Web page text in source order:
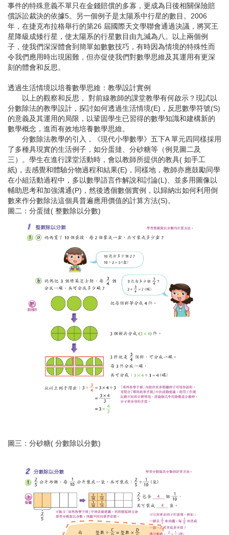
事件的特殊意義不單只在金錢賠償的多寡，更成為日後相關保險賠
償訴訟裁決的依據5。另一個例子是太陽系中行星的數目。2006
年，在捷克布拉格舉行的第26 屆國際天文學聯會通過決議，將冥王
星降級成矮行星，使太陽系的行星數目由九減為八。以上兩個例
子，使我們深深體會到簡單如數數技巧，有時因為情境的特殊性而
令我們應用時出現困難，但亦促使我們對數學思維及其運用有更深
刻的體會和反思。
透過生活情境以培養數學思維：教學設計實例
以上的觀察和反思， 對前線教師的課堂教學有何啟示？現試以
分數除法的教學設計，探討如何透過生活情境(E)，反思數學符號(S)
的意義及其運用的局限，以鞏固學生已習得的數學知識和建構新的
數學概念，進而有效地培養數學思維。
分數除法教學的引入，《現代小學數學》五下A 單元四同樣採用
了多種具現實的生活例子，如分蛋撻、分砂糖等（例見圖二及
三）。學生在進行課堂活動時，會以教師所提供的教具( 如手工
紙)，去感覺和體驗分物過程和結果(E)，同樣地，教師亦應鼓勵同學
在小組活動過程中，多以數學語言作解說和討論(L)、並多用圖像以
輔助思考和加強溝通(P)，然後透個數個實例，以歸納出如何利用倒
數來作分數除法這個具普遍應用價值的計算方法(S)。
圖二：分蛋撻( 整數除以分數)
圖三：分砂糖( 分數除以分數)